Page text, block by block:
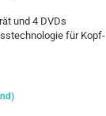
und 4 DVDs
für Kopf­